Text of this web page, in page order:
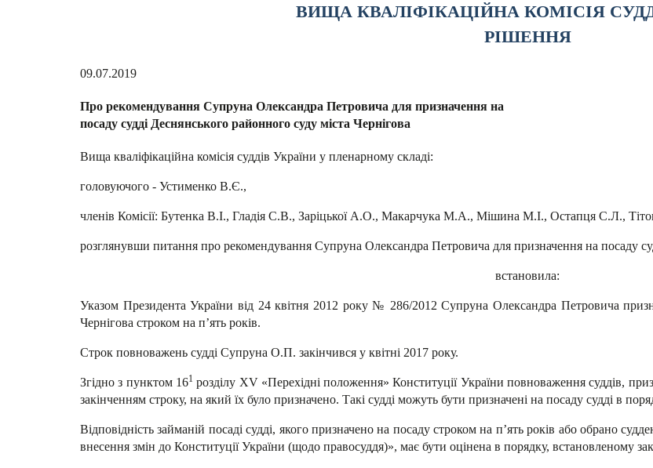
ВИЩА КВАЛІФІКАЦІЙНА КОМІСІЯ
РІШЕННЯ
09.07.2019
Про рекомендування Супруна Олександра Петровича для призначення на
посаду судді Деснянського районного суду міста Чернігова
Вища кваліфікаційна комісія суддів України у пленарному складі:
головуючого - Устименко В.Є.,
членів Комісії: Бутенка В.І., Гладія С.В., Заріцької А.О., Макарчука М.А., Мішина М.І., Остапця С.Л.,
розглянувши питання про рекомендування Супруна Олександра Петровича для призначення на посаду
встановила:
Указом Президента України від 24 квітня 2012 року № 286/2012 Супруна Олександра Петровича
Чернігова строком на п’ять років.
Строк повноважень судді Супруна О.П. закінчився у квітні 2017 року.
Згідно з пунктом 161 розділу XV «Перехідні положення» Конституції України повноваження суддів,
закінченням строку, на який їх було призначено. Такі судді можуть бути призначені на посаду судді в
Відповідність займаній посаді судді, якого призначено на посаду строком на п’ять років або обрано
внесення змін до Конституції України (щодо правосуддя)», має бути оцінена в порядку, встановленому